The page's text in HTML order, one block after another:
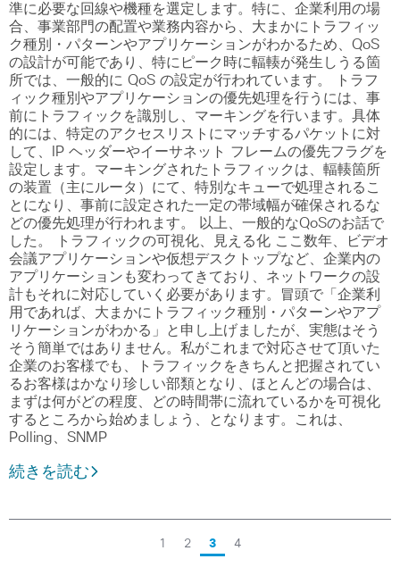
準に必要な回線や機種を選定します。特に、企業利用の場
合、事業部門の配置や業務内容から、大まかにトラフィッ
ク種別・パターンやアプリケーションがわかるため、QoS
の設計が可能であり、特にピーク時に輻輳が発生しうる箇
所では、一般的に QoS の設定が行われています。 トラフ
ィック種別やアプリケーションの優先処理を行うには、事
前にトラフィックを識別し、マーキングを行います。具体
的には、特定のアクセスリストにマッチするパケットに対
して、IP ヘッダーやイーサネット フレームの優先フラグを
設定します。マーキングされたトラフィックは、輻輳箇所
の装置（主にルータ）にて、特別なキューで処理されるこ
とになり、事前に設定された一定の帯域幅が確保されるな
どの優先処理が行われます。 以上、一般的なQoSのお話で
した。 トラフィックの可視化、見える化 ここ数年、ビデオ
会議アプリケーションや仮想デスクトップなど、企業内の
アプリケーションも変わってきており、ネットワークの設
計もそれに対応していく必要があります。冒頭で「企業利
用であれば、大まかにトラフィック種別・パターンやアプ
リケーションがわかる」と申し上げましたが、実態はそう
そう簡単ではありません。私がこれまで対応させて頂いた
企業のお客様でも、トラフィックをきちんと把握されてい
るお客様はかなり珍しい部類となり、ほとんどの場合は、
まずは何がどの程度、どの時間帯に流れているかを可視化
するところから始めましょう、となります。これは、
Polling、SNMP
続きを読む
1 2 3 4